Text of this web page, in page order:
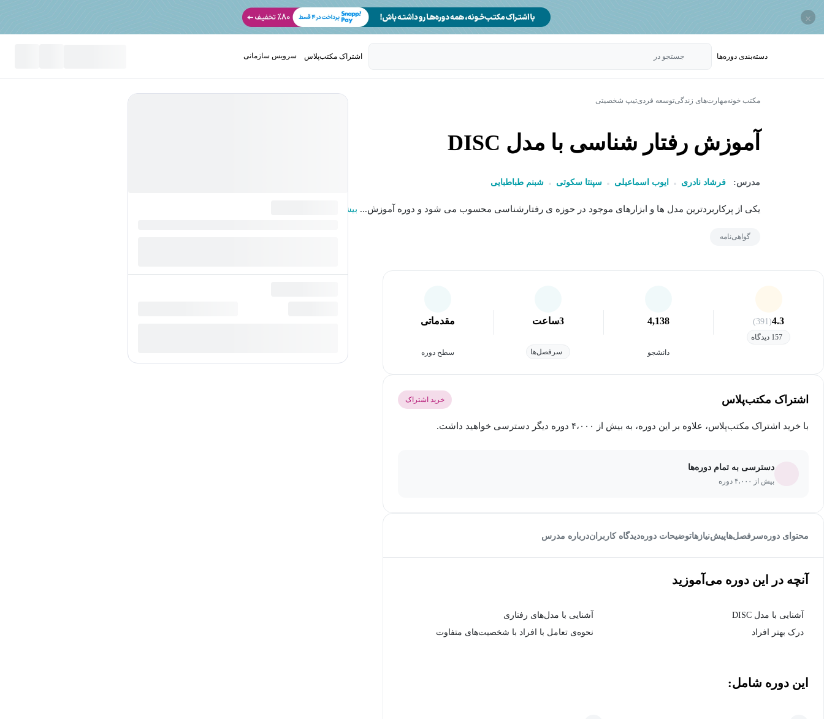
×
دسته‌بندی‌ دوره‌ها جستجو در اشتراک مکتب‌پلاس سرویس سازمانی
مکتب خونهمهارت‌های زندگیتوسعه فردیتیپ شخصیتی
آموزش رفتار شناسی با مدل DISC
مدرس: فرشاد نادری ایوب اسماعیلی سپنتا سکوتی شبنم طباطبایی
یکی از پرکاربردترین مدل ها و ابزارهای موجود در حوزه ی رفتارشناسی محسوب می شود و دوره آموزش... بیشتر
گواهی‌نامه
4.3
(391)
157 دیدگاه
4,138
دانشجو
3ساعت
سرفصل‌ها
مقدماتی
سطح دوره
اشتراک مکتب‌پلاس خرید اشتراک
با خرید اشتراک مکتب‌پلاس، علاوه بر این دوره، به بیش از ۴،۰۰۰ دوره دیگر دسترسی خواهید داشت.
دسترسی به تمام دوره‌ها
بیش از ۴،۰۰۰ دوره
محتوای دورهسرفصل‌هاپیش‌نیاز‌هاتوضیحات دورهدیدگاه کاربراندرباره مدرس
آنچه در این دوره می‌آموزید
آشنایی با مدل DISC
آشنایی با مدل‌های رفتاری
درک بهتر افراد
نحوه‌ی تعامل با افراد با شخصیت‌های متفاوت
این دوره شامل: